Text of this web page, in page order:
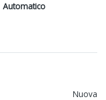
Automatico
Nuova